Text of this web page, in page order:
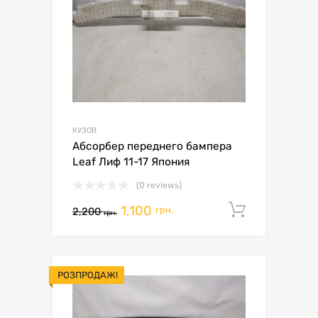
КУЗОВ
Абсорбер переднего бампера
Leaf Лиф 11-17 Япония
(0 reviews)
2,200грн. 1,100 грн.
РОЗПРОДАЖ!